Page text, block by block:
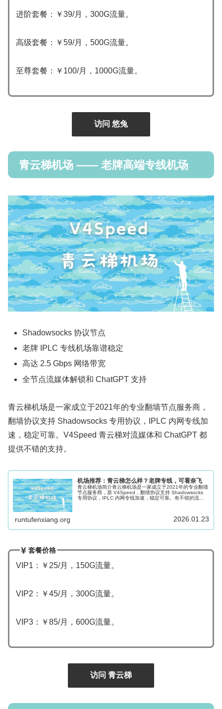
进阶套餐：￥39/月，300G流量。
高级套餐：￥59/月，500G流量。
至尊套餐：￥100/月，1000G流量。
访问 悠兔
青云梯机场 —— 老牌高端专线机场
Shadowsocks 协议节点
老牌 IPLC 专线机场靠谱稳定
高达 2.5 Gbps 网络带宽
全节点流媒体解锁和 ChatGPT 支持
青云梯机场是一家成立于2021年的专业翻墙节点服务商，
翻墙协议支持 Shadowsocks 专用协议，IPLC 内网专线加
速，稳定可靠。V4Speed 青云梯对流媒体和 ChatGPT 都
提供不错的支持。
机场推荐：青云梯怎么样？老牌专线，可看奈飞
青云梯机场简介青云梯机场是一家成立于2021年的专业翻墙
节点服务商，原 V4Speed，翻墙协议支持 Shadowsocks
专用协议，IPLC 内网专线加速，稳定可靠。有不错的流媒
runtufenxiang.org 2026.01.23
套餐价格
VIP1：￥25/月，150G流量。
VIP2：￥45/月，300G流量。
VIP3：￥85/月，600G流量。
访问 青云梯